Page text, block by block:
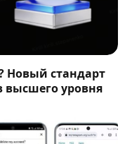
Новый стандарт
высшего уровня